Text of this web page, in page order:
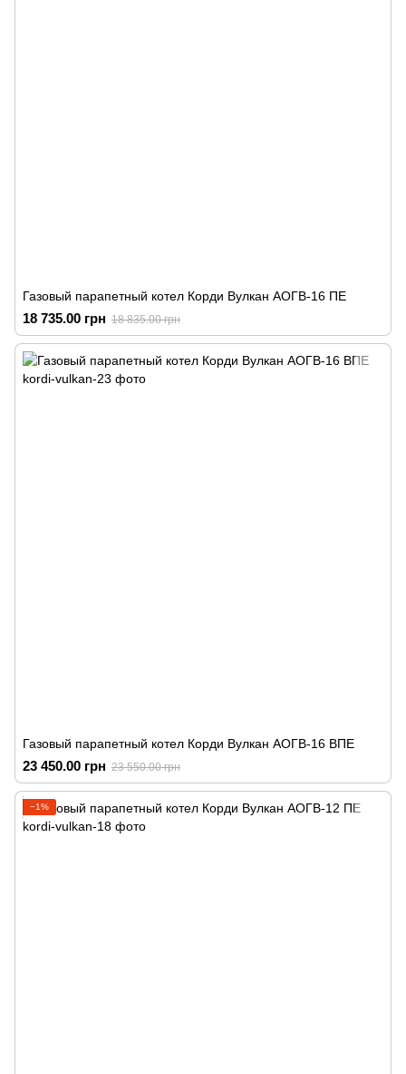
Газовый парапетный котел Корди Вулкан АОГВ-16 ПЕ
18 735.00 грн 18 835.00 грн
Газовый парапетный котел Корди Вулкан АОГВ-16 ВПЕ
23 450.00 грн 23 550.00 грн
−1%